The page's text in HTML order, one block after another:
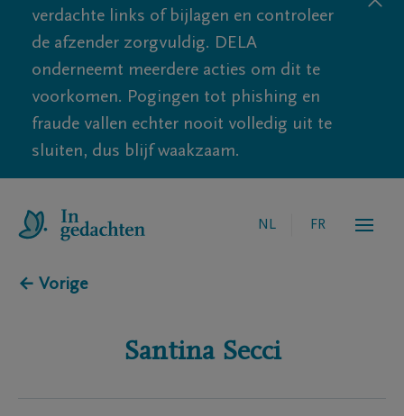
verdachte links of bijlagen en controleer
de afzender zorgvuldig. DELA
onderneemt meerdere acties om dit te
voorkomen. Pogingen tot phishing en
fraude vallen echter nooit volledig uit te
sluiten, dus blijf waakzaam.
NL FR
← Vorige
Santina Secci